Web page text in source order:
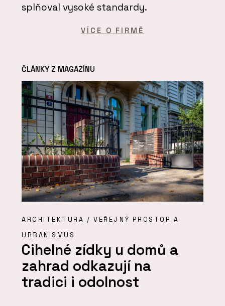
splňoval vysoké standardy.
VÍCE O FIRMĚ
ČLÁNKY Z MAGAZÍNU
ARCHITEKTURA / VEŘEJNÝ PROSTOR A
URBANISMUS
Cihelné zídky u domů a
zahrad odkazují na
tradici i odolnost